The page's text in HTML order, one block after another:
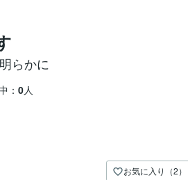
らかに
： 0人
お気に入り（2）